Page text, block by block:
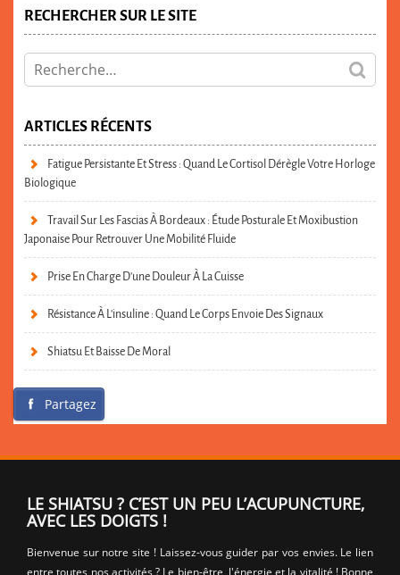
RECHERCHER SUR LE SITE
ARTICLES RÉCENTS
Fatigue Persistante Et Stress : Quand Le Cortisol Dérègle Votre Horloge
Biologique
Travail Sur Les Fascias À Bordeaux : Étude Posturale Et Moxibustion
Japonaise Pour Retrouver Une Mobilité Fluide
Prise En Charge D’une Douleur À La Cuisse
Résistance À L’insuline : Quand Le Corps Envoie Des Signaux
Shiatsu Et Baisse De Moral
Partagez
LE SHIATSU ? C’EST UN PEU L’ACUPUNCTURE,
AVEC LES DOIGTS !
Bienvenue sur notre site ! Laissez-vous guider par vos envies. Le lien